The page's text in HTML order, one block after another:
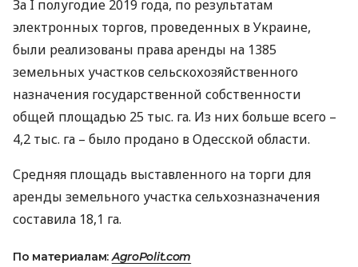
За I полугодие 2019 года, по результатам
электронных торгов, проведенных в Украине,
были реализованы права аренды на 1385
земельных участков сельскохозяйственного
назначения государственной собственности
общей площадью 25 тыс. га. Из них больше всего –
4,2 тыс. га – было продано в Одесской области.
Средняя площадь выставленного на торги для
аренды земельного участка сельхозназначения
составила 18,1 га.
По материалам:AgroPolit.com